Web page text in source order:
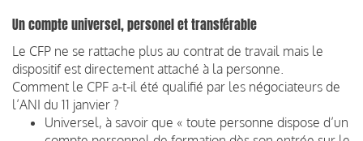
Un compte universel, personel et transférable
Le CFP ne se rattache plus au contrat de travail mais le
dispositif est directement attaché à la personne.
Comment le CPF a-t-il été qualifié par les négociateurs de
l’ANI du 11 janvier ?
Universel, à savoir que « toute personne dispose d’un